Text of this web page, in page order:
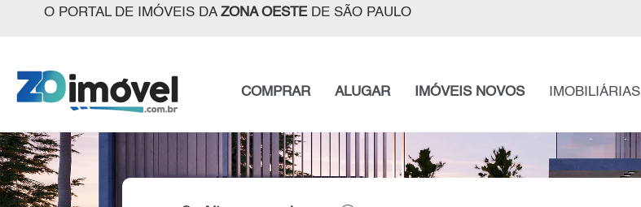
O PORTAL DE IMÓVEIS DA ZONA OESTEDE SÃO PAULO
COMPRAR ALUGAR IMÓVEIS NOVOS IMOBILIÁRIAS